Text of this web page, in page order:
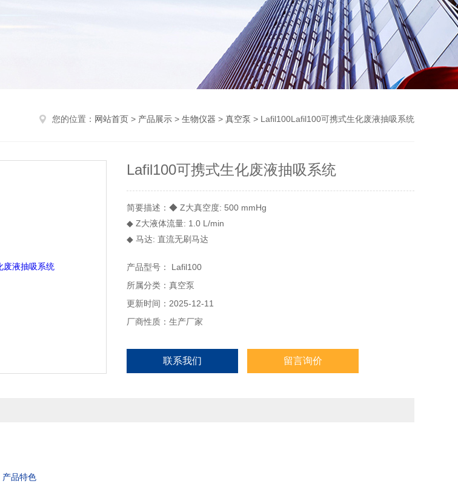
您的位置： 网站首页 > 产品展示 > 生物仪器 > 真空泵 > Lafil100Lafil100可携式生化废液抽吸系统
Lafil100可携式生化废液抽吸系统
简要描述：◆ Z大真空度: 500 mmHg
◆ Z大液体流量: 1.0 L/min
◆ 马达: 直流无刷马达
产品型号： Lafil100
所属分类：真空泵
更新时间：2025-12-11
厂商性质：生产厂家
联系我们 留言询价
产品特色